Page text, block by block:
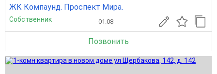
ЖК Компаунд. Проспект Мира.
Собственник 01.08
Позвонить